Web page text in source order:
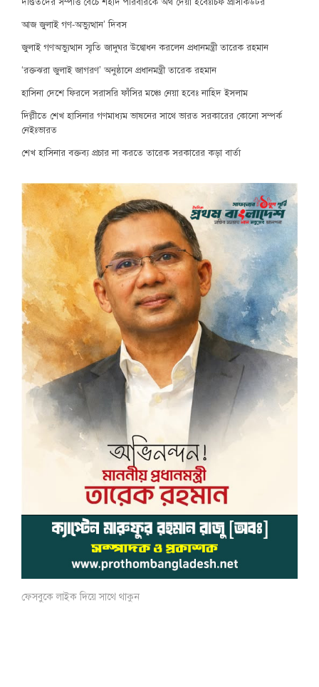
আজ জুলাই গণ-অভ্যুত্থান’ দিবস
জুলাই গণঅভ্যুত্থান স্মৃতি জাদুঘর উদ্বোধন করলেন প্রধানমন্ত্রী তারেক রহমান
‘রক্তঝরা জুলাই জাগরণ’ অনুষ্ঠানে প্রধানমন্ত্রী তারেক রহমান
হাসিনা দেশে ফিরলে সরাসরি ফাঁসির মঞ্চে নেয়া হবেঃ নাহিদ ইসলাম
দিল্লীতে শেখ হাসিনার গণমাধ্যম ভাষনের সাথে ভারত সরকারের কোনো সম্পর্ক
নেইঃভারত
শেখ হাসিনার বক্তব্য প্রচার না করতে তারেক সরকারের কড়া বার্তা
ফেসবুকে লাইক দিয়ে সাথে থাকুন